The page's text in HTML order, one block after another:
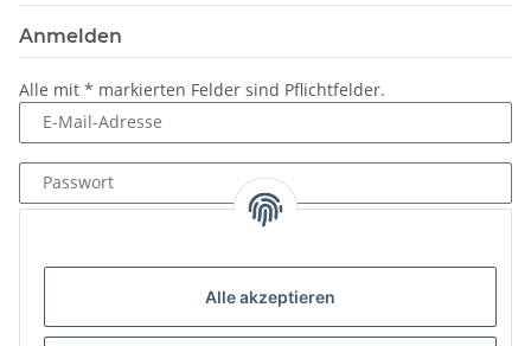
Alle akzeptieren
Anmelden
Alle mit * markierten Felder sind Pflichtfelder.
E-Mail-Adresse
Passwort
Neu hier?Jetzt registrieren!